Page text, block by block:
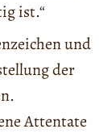
ist.“
und
der
Attentate